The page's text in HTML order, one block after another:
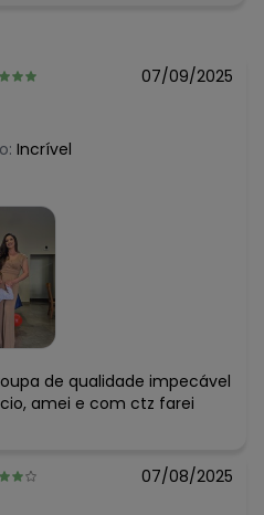
07/09/2025
Incrível
de qualidade impecável
amei e com ctz farei
07/08/2025